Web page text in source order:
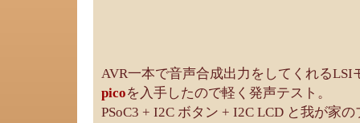
AVR一本で音声合成出力をしてくれるLSI
picoを入手したので軽く発声テスト。
PSoC3 + I2C ボタン + I2C LCD と我が家